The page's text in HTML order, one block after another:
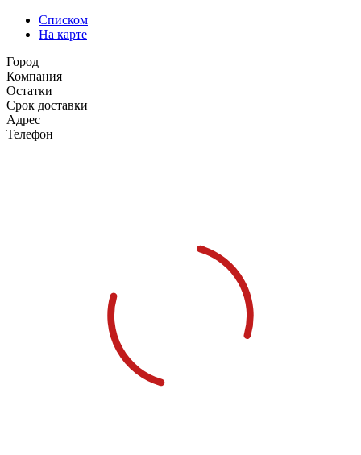
Списком
На карте
Город
Компания
Остатки
Срок доставки
Адрес
Телефон